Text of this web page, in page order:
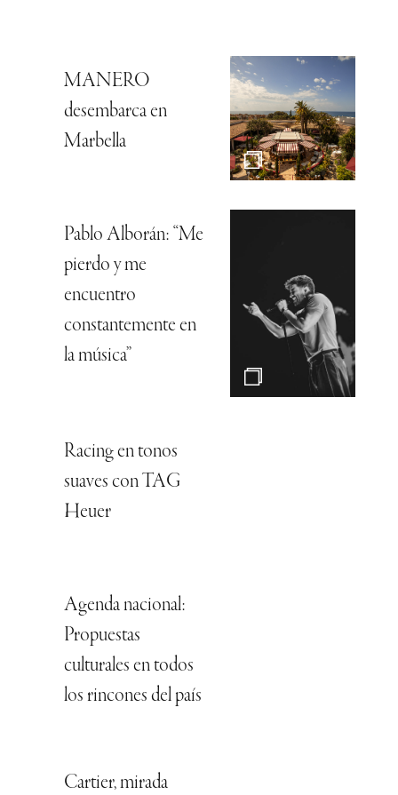
MANERO
desembarca en
Marbella
Pablo Alborán: “Me
pierdo y me
encuentro
constantemente en
la música”
Racing en tonos
suaves con TAG
Heuer
Agenda nacional:
Propuestas
culturales en todos
los rincones del país
Cartier, mirada